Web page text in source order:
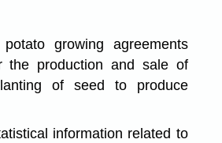
growing agreements
the production and sale of
of seed to produce
information related to